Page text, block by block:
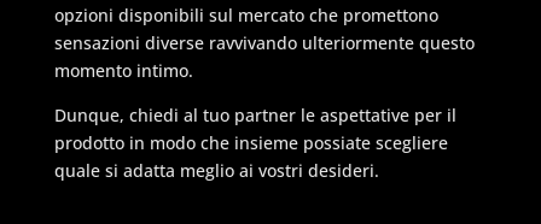
opzioni disponibili sul mercato che promettono
sensazioni diverse ravvivando ulteriormente questo
momento intimo.
Dunque, chiedi al tuo partner le aspettative per il
prodotto in modo che insieme possiate scegliere
quale si adatta meglio ai vostri desideri.